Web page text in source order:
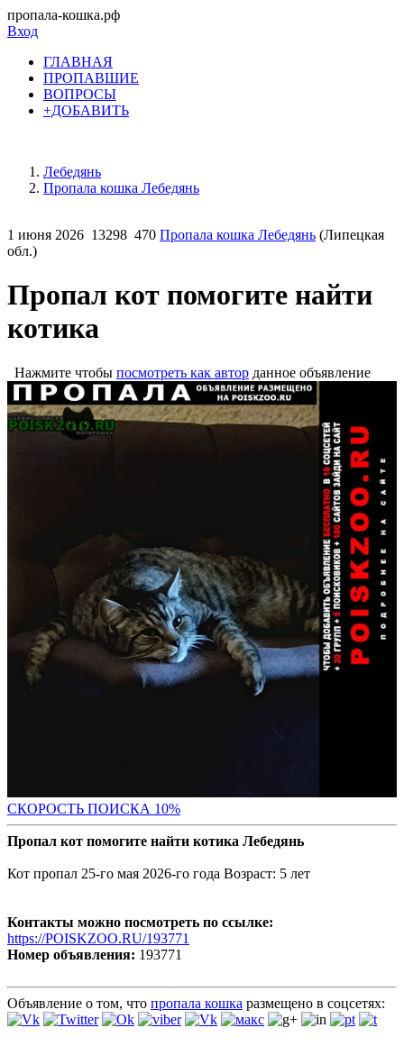
пропала-кошка.рф
Вход
ГЛАВНАЯ
ПРОПАВШИЕ
ВОПРОСЫ
+ДОБАВИТЬ
Лебедянь
Пропала кошка Лебедянь
1 июня 2026 13298 470 Пропала кошка Лебедянь (Липецкая
обл.)
Пропал кот помогите найти
котика
Нажмите чтобы посмотреть как автор данное объявление
СКОРОСТЬ ПОИСКА 10%
Пропал кот помогите найти котика Лебедянь
Кот пропал 25-го мая 2026-го года Возраст: 5 лет
Контакты можно посмотреть по ссылке:
https://POISKZOO.RU/193771
Номер объявления: 193771
Объявление о том, что пропала кошка размещено в соцсетях: